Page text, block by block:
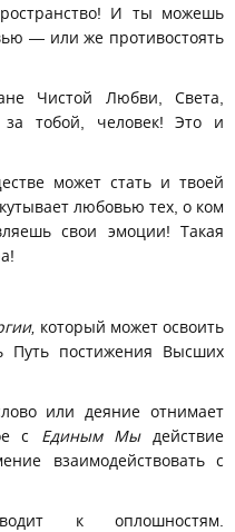
И ты можешь
— или же противостоять
Чистой Любви, Света,
тобой, человек! Это и
может стать и твоей
любовью тех, о ком
свои эмоции! Такая
который может освоить
Путь постижения Высших
или деяние отнимает
с Единым Мыдействие
взаимодействовать с
к оплошностям.